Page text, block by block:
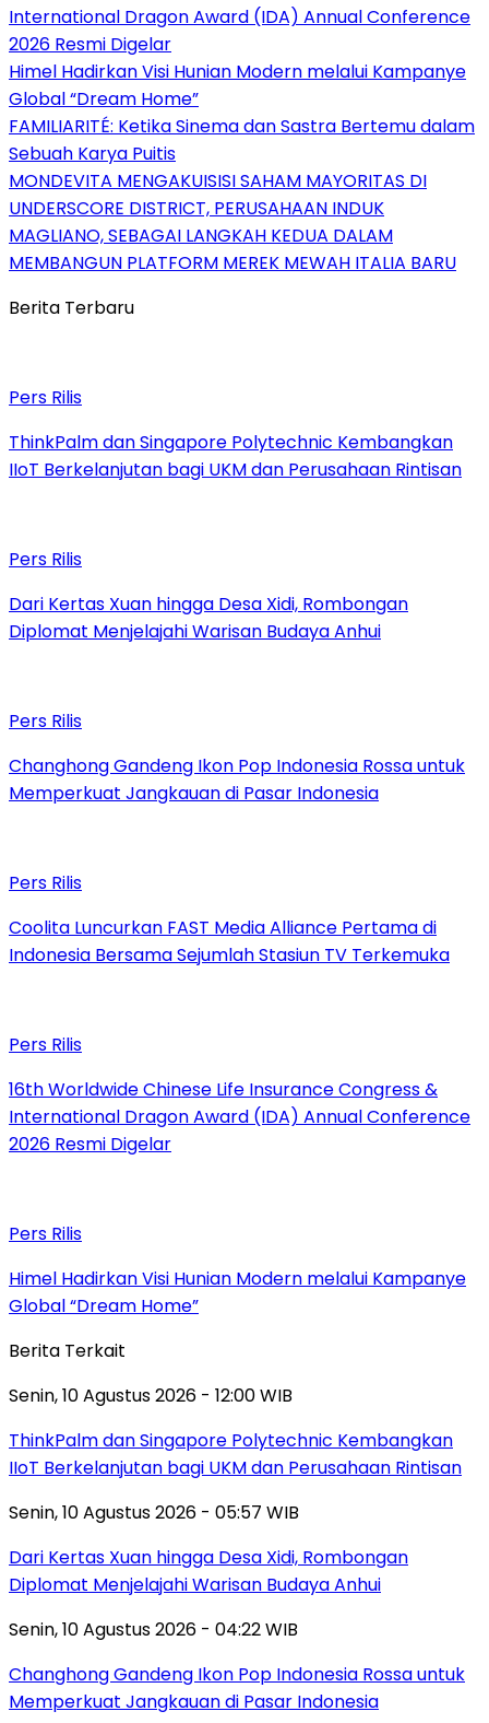
International Dragon Award (IDA) Annual Conference
2026 Resmi Digelar
Himel Hadirkan Visi Hunian Modern melalui Kampanye
Global “Dream Home”
FAMILIARITÉ: Ketika Sinema dan Sastra Bertemu dalam
Sebuah Karya Puitis
MONDEVITA MENGAKUISISI SAHAM MAYORITAS DI
UNDERSCORE DISTRICT, PERUSAHAAN INDUK
MAGLIANO, SEBAGAI LANGKAH KEDUA DALAM
MEMBANGUN PLATFORM MEREK MEWAH ITALIA BARU
Berita Terbaru
Pers Rilis
ThinkPalm dan Singapore Polytechnic Kembangkan
IIoT Berkelanjutan bagi UKM dan Perusahaan Rintisan
Pers Rilis
Dari Kertas Xuan hingga Desa Xidi, Rombongan
Diplomat Menjelajahi Warisan Budaya Anhui
Pers Rilis
Changhong Gandeng Ikon Pop Indonesia Rossa untuk
Memperkuat Jangkauan di Pasar Indonesia
Pers Rilis
Coolita Luncurkan FAST Media Alliance Pertama di
Indonesia Bersama Sejumlah Stasiun TV Terkemuka
Pers Rilis
16th Worldwide Chinese Life Insurance Congress &
International Dragon Award (IDA) Annual Conference
2026 Resmi Digelar
Pers Rilis
Himel Hadirkan Visi Hunian Modern melalui Kampanye
Global “Dream Home”
Berita Terkait
Senin, 10 Agustus 2026 - 12:00 WIB
ThinkPalm dan Singapore Polytechnic Kembangkan
IIoT Berkelanjutan bagi UKM dan Perusahaan Rintisan
Senin, 10 Agustus 2026 - 05:57 WIB
Dari Kertas Xuan hingga Desa Xidi, Rombongan
Diplomat Menjelajahi Warisan Budaya Anhui
Senin, 10 Agustus 2026 - 04:22 WIB
Changhong Gandeng Ikon Pop Indonesia Rossa untuk
Memperkuat Jangkauan di Pasar Indonesia